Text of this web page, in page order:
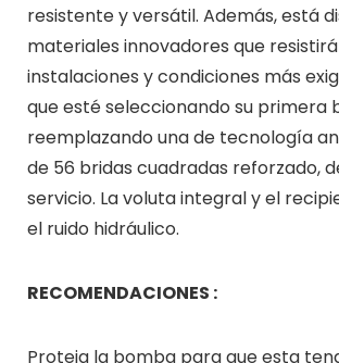
resistente y versátil. Además, está
materiales innovadores que
instalaciones y condiciones más
que esté seleccionando su primera
reemplazando una de tecnología
de 56 bridas cuadradas reforzado,
servicio. La voluta integral y el
el ruido hidráulico.
RECOMENDACIONES :
Proteja la bomba para que esta